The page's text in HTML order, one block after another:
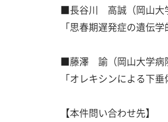
■長谷川 高誠（岡山大
「思春期遅発症の遺伝
■藤澤 諭（岡山大学病
「オレキシンによる下
【本件問い合わせ先】